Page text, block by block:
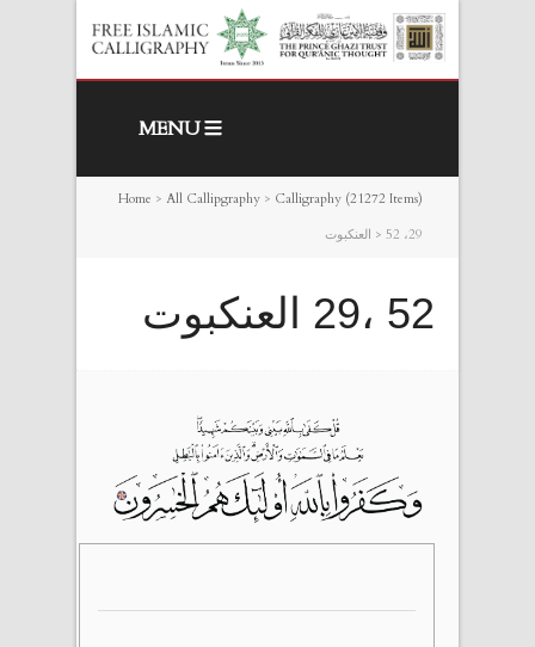
MENU
Home > All Callipgraphy > Calligraphy (21272 Items)
> 52 ،29 العنكبوت
52 ،29 العنكبوت